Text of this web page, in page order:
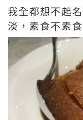
我全都想不起
淡，素食不素